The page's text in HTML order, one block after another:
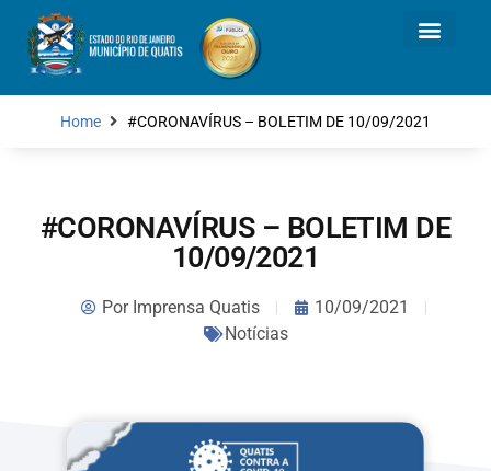
Home #CORONAVÍRUS – BOLETIM DE 10/09/2021
#CORONAVÍRUS – BOLETIM DE
10/09/2021
PorImprensa Quatis
10/09/2021
Notícias